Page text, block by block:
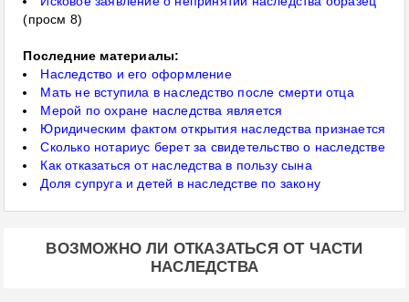
(просм 8)
Последние материалы:
Наследство и его оформление
Мать не вступила в наследство после смерти отца
Мерой по охране наследства является
Юридическим фактом открытия наследства признается
Сколько нотариус берет за свидетельство о наследстве
Как отказаться от наследства в пользу сына
Доля супруга и детей в наследстве по закону
ВОЗМОЖНО ЛИ ОТКАЗАТЬСЯ ОТ ЧАСТИ
НАСЛЕДСТВА